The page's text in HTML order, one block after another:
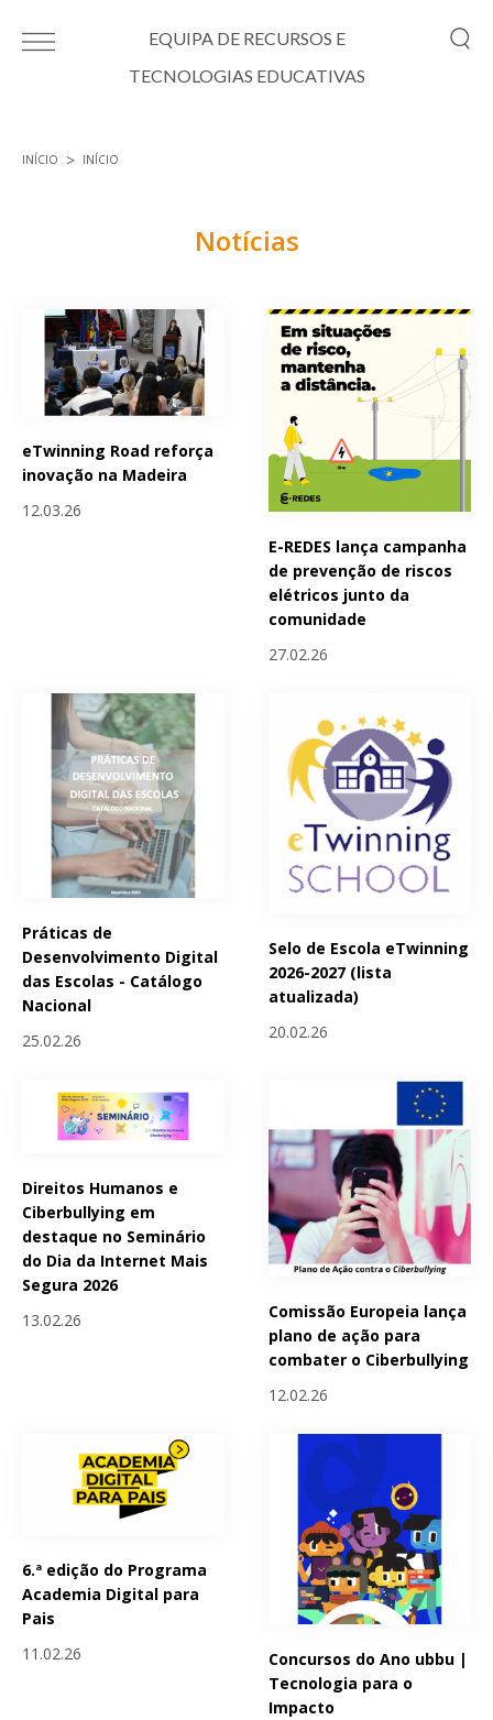
EQUIPA DE RECURSOS E
TECNOLOGIAS EDUCATIVAS
INÍCIO INÍCIO
Notícias
eTwinning Road reforça
inovação na Madeira
12.03.26
E-REDES lança campanha
de prevenção de riscos
elétricos junto da
comunidade
27.02.26
Práticas de
Desenvolvimento Digital
das Escolas - Catálogo
Nacional
25.02.26
Selo de Escola eTwinning
2026-2027 (lista
atualizada)
20.02.26
Direitos Humanos e
Ciberbullying em
destaque no Seminário
do Dia da Internet Mais
Segura 2026
13.02.26
Comissão Europeia lança
plano de ação para
combater o Ciberbullying
12.02.26
6.ª edição do Programa
Academia Digital para
Pais
11.02.26
Concursos do Ano ubbu |
Tecnologia para o
Impacto
Páginas